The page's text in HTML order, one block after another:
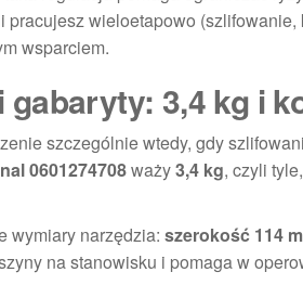
pracujesz wieloetapowo
wsparciem.
gabaryty: 3,4 kg i
szczególnie wtedy, gdy
0601274708waży3,4 kg, czyli
wymiary narzędzia: szerokość 114
na stanowisku i pomaga w